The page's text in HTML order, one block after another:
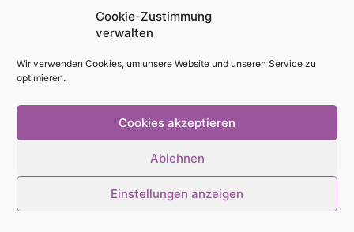
Cookie-Zustimmung
verwalten
Wir verwenden Cookies, um unsere Website und unseren Service zu
optimieren.
Cookies akzeptieren
Ablehnen
Einstellungen anzeigen
© Stadtmagazin tam.tam 2026